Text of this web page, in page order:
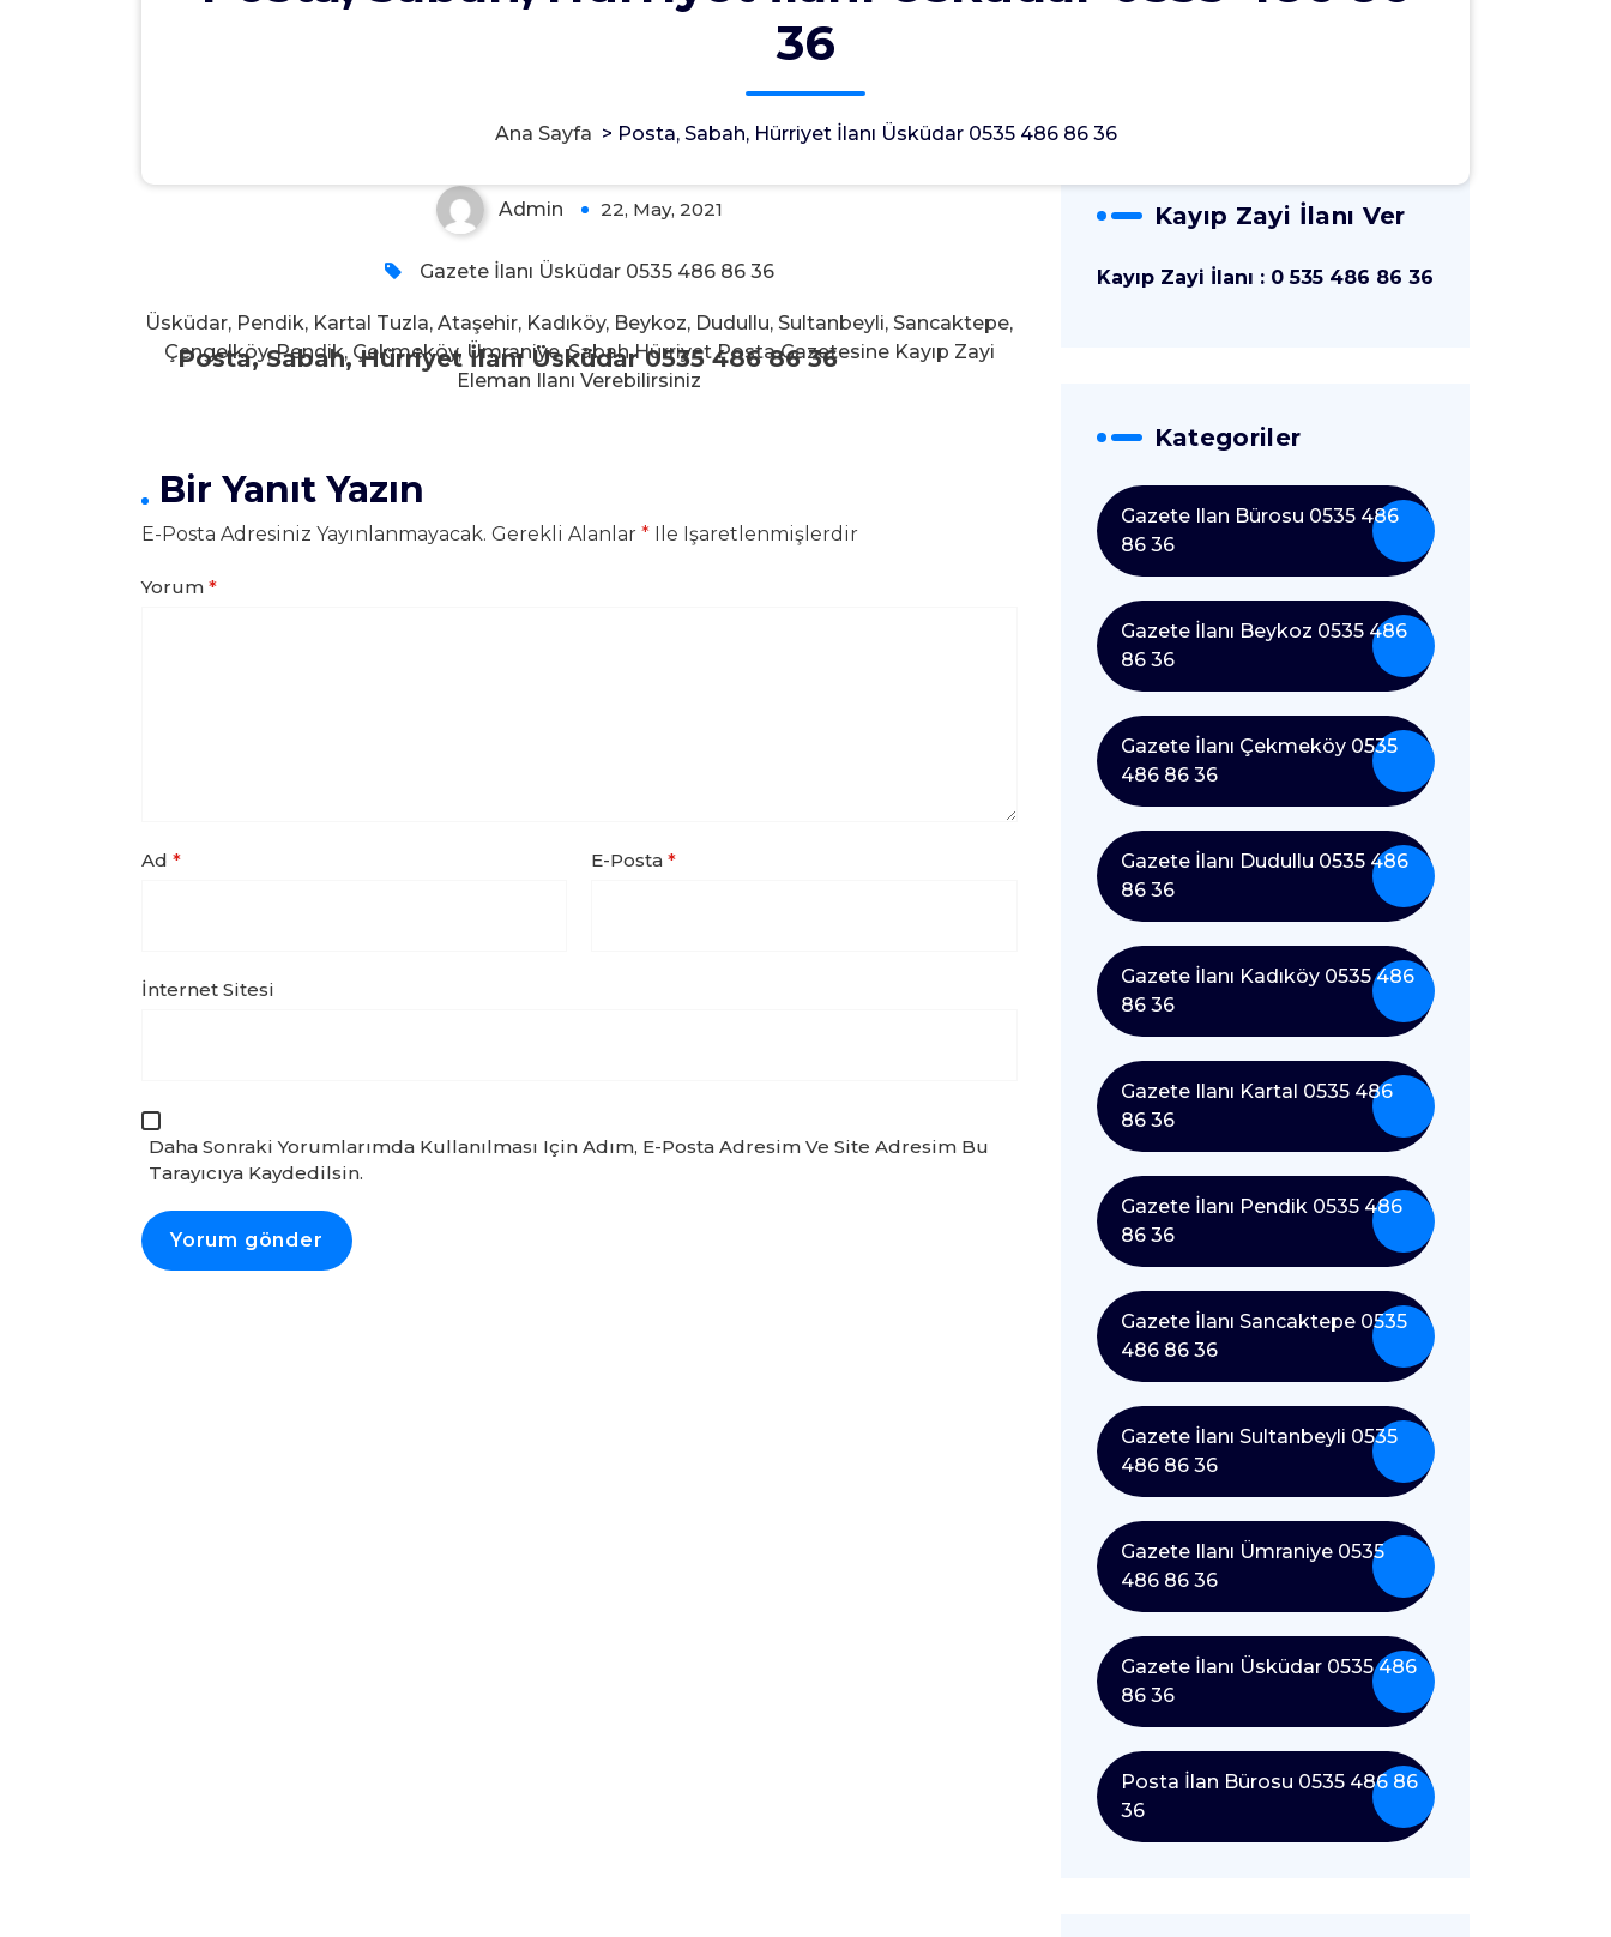
36
Ana Sayfa > Posta, Sabah, Hürriyet İlanı Üsküdar 0535 486 86 36
Posta, Sabah, Hürriyet İlanı Üsküdar 0535 486 86 36
Admin 22, May, 2021
Gazete İlanı Üsküdar 0535 486 86 36
Posta, Sabah, Hürriyet İlanı Üsküdar 0535 486 86 36
Üsküdar, Pendik, Kartal Tuzla, Ataşehir, Kadıköy, Beykoz, Dudullu, Sultanbeyli, Sancaktepe,
Çengelköy, Pendik, Çekmeköy, Ümraniye, Sabah Hürriyet Posta Gazetesine Kayıp Zayi
Eleman Ilanı Verebilirsiniz
Bir Yanıt Yazın
E-Posta Adresiniz Yayınlanmayacak. Gerekli Alanlar * Ile Işaretlenmişlerdir
Yorum *
Ad * E-Posta*
İnternet Sitesi
Daha Sonraki Yorumlarımda Kullanılması Için Adım, E-Posta Adresim Ve Site Adresim Bu
Tarayıcıya Kaydedilsin.
Kayıp Zayi İlanı Ver
Kayıp Zayi İlanı : 0 535 486 86 36
Kategoriler
Gazete Ilan Bürosu 0535 486
86 36
Gazete İlanı Beykoz 0535 486
86 36
Gazete İlanı Çekmeköy 0535
486 86 36
Gazete İlanı Dudullu 0535 486
86 36
Gazete İlanı Kadıköy 0535 486
86 36
Gazete Ilanı Kartal 0535 486
86 36
Gazete İlanı Pendik 0535 486
86 36
Gazete İlanı Sancaktepe 0535
486 86 36
Gazete İlanı Sultanbeyli 0535
486 86 36
Gazete Ilanı Ümraniye 0535
486 86 36
Gazete İlanı Üsküdar 0535 486
86 36
Posta İlan Bürosu 0535 486 86
36